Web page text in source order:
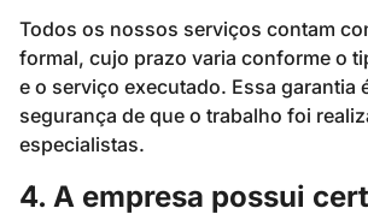
Todos os nossos serviços contam
formal, cujo prazo varia conforme o
e o serviço executado. Essa garantia
segurança de que o trabalho foi
especialistas.
4. A empresa possui